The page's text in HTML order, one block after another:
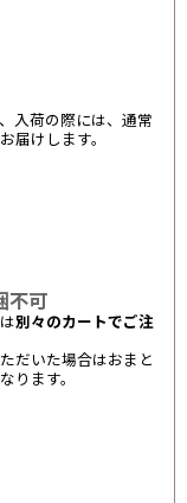
入荷の際には、通常
届けします。
不可
別々のカートでご注
だいた場合はおまと
ります。